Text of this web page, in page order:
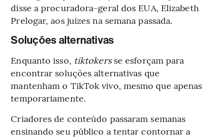
disse a procuradora-geral dos EUA, Elizabeth
Prelogar, aos juízes na semana passada.
Soluções alternativas
Enquanto isso, tiktokersse esforçam para
encontrar soluções alternativas que
mantenham o TikTok vivo, mesmo que apenas
temporariamente.
Criadores de conteúdo passaram semanas
ensinando seu público a tentar contornar a